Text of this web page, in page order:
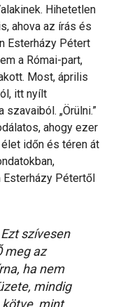
Hihetetlen
ahova az írás és
Esterházy Pétert
a Római-part,
Most, április
itt nyílt
„Örülni.”
ahogy ezer
időn és téren át
Esterházy Pétertől
szívesen
meg az
ha nem
mindig
kötve, mint